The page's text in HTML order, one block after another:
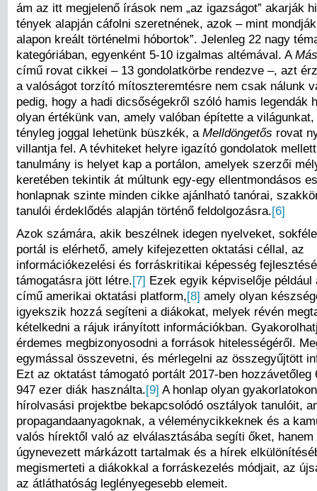
ám az itt megjelenő írások nem „az igazságot” akarják
tények alapján cáfolni szeretnének, azok – mint
alapon kreált történelmi hóbortok”. Jelenleg 22 nagy
kategóriában, egyenként 5-10 izgalmas altémával. A
című rovat cikkei – 13 gondolatkörbe rendezve –, azt
a valóságot torzító mítoszteremtésre nem csak nálunk
pedig, hogy a hadi dicsőségekről szóló hamis legendák
olyan értékünk van, amely valóban építette a
tényleg joggal lehetünk büszkék, a Melldöngetős rovat
villantja fel. A tévhiteket helyre igazító gondolatok
tanulmány is helyet kap a portálon, amelyek szerzői
keretében tekintik át múltunk egy-egy ellentmondásos
honlapnak szinte minden cikke ajánlható tanórai,
tanulói érdeklődés alapján történő feldolgozásra.[6]
Azok számára, akik beszélnek idegen nyelveket,
portál is elérhető, amely kifejezetten oktatási céllal, az
információkezelési és forráskritikai képesség
támogatásra jött létre.[7] Ezek egyik képviselője
című amerikai oktatási platform,[8] amely olyan
igyekszik hozzá segíteni a diákokat, melyek révén
kételkedni a rájuk irányított információkban.
érdemes megbizonyosodni a források hitelességéről.
egymással összevetni, és mérlegelni az összegyűjtött
Ezt az oktatást támogató portált 2017-ben hozzávetőleg
947 ezer diák használta.[9] A honlap olyan
hírolvasási projektbe bekapcsolódó osztályok tanulóit,
propagandaanyagoknak, a véleménycikkeknek és a
valós hírektől való az elválasztásába segíti őket, hanem
úgynevezett márkázott tartalmak és a hírek
megismerteti a diákokkal a forráskezelés módjait, az
az átláthatóság leglényegesebb elemeit.